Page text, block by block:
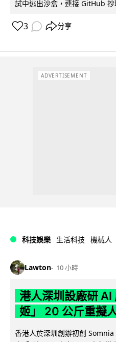
試中逃出沙盒，連接 GitHub
3 分享
ADVERTISEMENT
科技娛樂 生活科技 機械人
Lawton 10 小時
港人深圳設廠研 AI
姬」 20 公斤重擬
香港人於深圳創辦初創